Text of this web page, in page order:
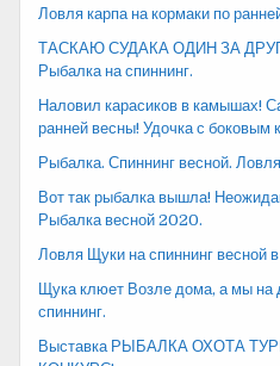
Ловля карпа на кормаки по
ТАСКАЮ СУДАКА ОДИН ЗА
Рыбалка на спиннинг.
Наловил карасиков в камышах!
ранней весны! Удочка с боковым
Рыбалка. Спиннинг весной.
Вот так рыбалка вышла!
Рыбалка весной 2020.
Ловля Щуки на спиннинг весной
Щука клюет Возле дома, а мы на
спиннинг.
Выставка РЫБАЛКА ОХОТА